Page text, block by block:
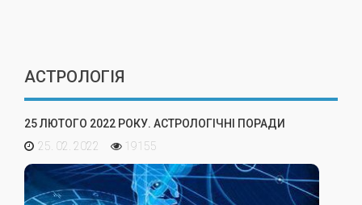
АСТРОЛОГІЯ
25 ЛЮТОГО 2022 РОКУ. АСТРОЛОГІЧНІ ПОРАДИ
25. 02. 2022
19155